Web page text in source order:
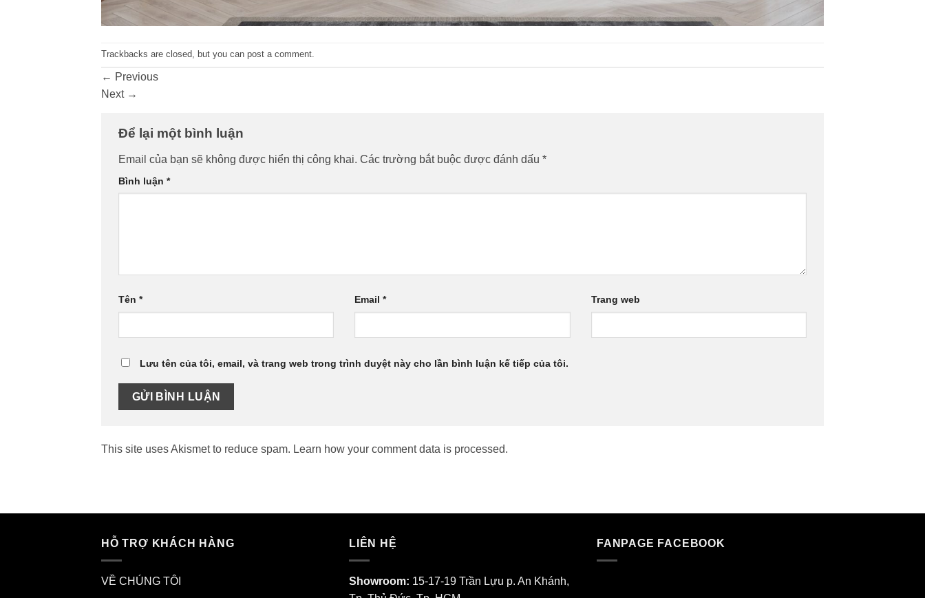
Trackbacks are closed, but you can post a comment.
← Previous
Next →
Để lại một bình luận
Email của bạn sẽ không được hiển thị công khai. Các trường bắt buộc được đánh dấu *
Bình luận *
Tên * Email* Trang web
Lưu tên của tôi, email, và trang web trong trình duyệt này cho lần bình luận kế tiếp của tôi.
This site uses Akismet to reduce spam. Learn how your comment data is processed.
HỖ TRỢ KHÁCH HÀNG
VỀ CHÚNG TÔI
LIÊN HỆ
Showroom: 15-17-19 Trần Lựu p. An Khánh,
FANPAGE FACEBOOK